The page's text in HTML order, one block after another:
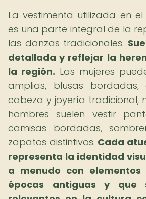
La vestimenta utilizada en el
es una parte integral de la
las danzas tradicionales.
detallada y reflejar la
la región. Las mujeres
amplias, blusas
cabeza y joyería tradicional,
hombres suelen vestir
camisas bordadas,
zapatos distintivos. Cada
representa la identidad
a menudo con
épocas antiguas y que